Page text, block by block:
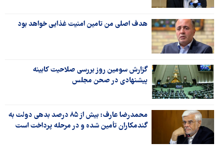
هدف اصلی من تامین امنیت غذایی خواهد بود
گزارش سومین روز بررسی صلاحیت کابینه
پیشنهادی در صحن مجلس
محمدرضا عارف: بیش از ۸۵ درصد بدهی دولت به
گندمکاران تأمین شده و در مرحله پرداخت است